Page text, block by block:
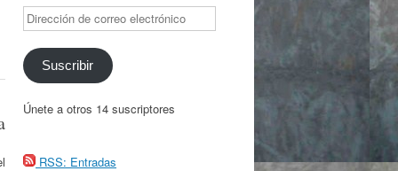
Dirección
de
correo
electrónico
Suscribir
Únete a otros 14 suscriptores
RSS: Entradas